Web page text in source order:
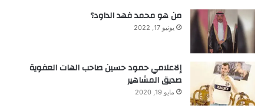
من هو محمد فهد الداود؟
يونيو 17, 2022
إلاعلامي حمود حسين صاحب الهات العفوية
صديق المشاهير
مايو 19, 2020